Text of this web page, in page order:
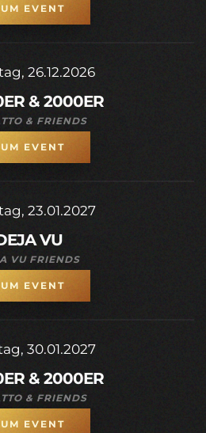
EVENT
26.12.2026
& 2000ER
& FRIENDS
EVENT
23.01.2027
VU
VU FRIENDS
EVENT
30.01.2027
& 2000ER
& FRIENDS
EVENT